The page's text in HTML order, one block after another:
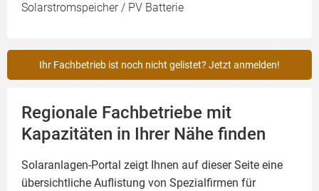
Solarstromspeicher / PV Batterie
Ihr Fachbetrieb ist noch nicht gelistet? Jetzt anmelden!
Regionale Fachbetriebe mit
Kapazitäten in Ihrer Nähe finden
Solaranlagen-Portal zeigt Ihnen auf dieser Seite eine
übersichtliche Auflistung von Spezialfirmen für